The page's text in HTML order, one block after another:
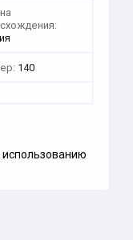
140
использованию